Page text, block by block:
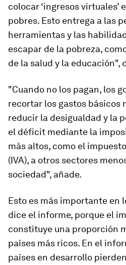
colocar ‘ingresos virtuales’
pobres. Esto entrega a las
herramientas y las
escapar de la pobreza,
de la salud y la educación",
"Cuando no los pagan, los
recortar los gastos básicos
reducir la desigualdad y la
el déficit mediante la
más altos, como el
(IVA), a otros sectores
sociedad", añade.
Esto es más importante en
dice el informe, porque el
constituye una proporción
países más ricos. En el
países en desarrollo